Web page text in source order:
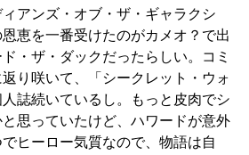
アンズ・オブ・ザ・ギャラクシ
恵を一番受けたのがカメオ？で出
・ザ・ダックだったらしい。コミ
り咲いて、「シークレット・ウォ
誌続いているし。もっと皮肉でシ
思っていたけど、ハワードが意外
ヒーロー気質なので、物語は自